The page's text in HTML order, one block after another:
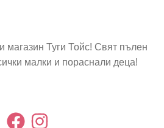
магазин Туги Тойс! Свят пълен
малки и пораснали деца!